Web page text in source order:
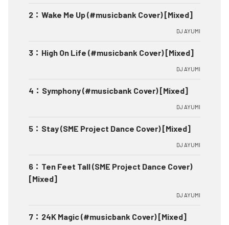
2 ： Wake Me Up (#musicbank Cover) [Mixed]
DJ AYUMI
3 ： High On Life (#musicbank Cover) [Mixed]
DJ AYUMI
4 ： Symphony (#musicbank Cover) [Mixed]
DJ AYUMI
5 ： Stay (SME Project Dance Cover) [Mixed]
DJ AYUMI
6 ： Ten Feet Tall (SME Project Dance Cover)
[Mixed]
DJ AYUMI
7 ： 24K Magic (#musicbank Cover) [Mixed]